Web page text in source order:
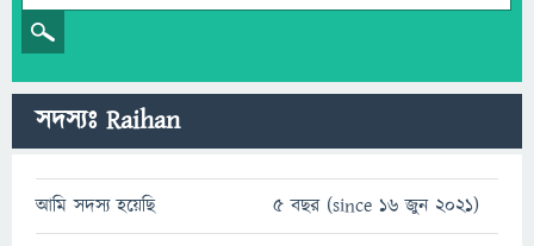
সদস্যঃ Raihan
আমি সদস্য হয়েছি 5 বছর (since 16 জুন 2021)